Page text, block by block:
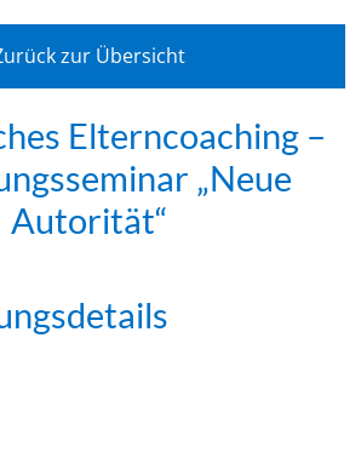
zur Übersicht
Elterncoaching –
„Neue
Autorität“